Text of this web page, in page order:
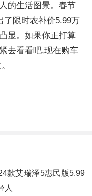
的生活图景。春节
了限时农补价5.99万
显。如果你正打算
去看看吧,现在购车
款艾瑞泽5惠民版5.99
人